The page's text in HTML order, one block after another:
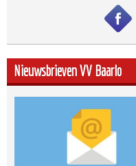
Nieuwsbrieven VV Baarlo